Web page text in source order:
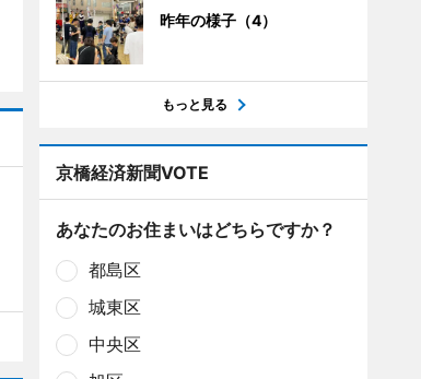
昨年の様子（4）
もっと見る
京橋経済新聞VOTE
あなたのお住まいはどちらですか？
都島区
城東区
中央区